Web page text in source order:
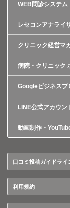
WEB問診システム
レセコンアナライ
クリニック経営マ
病院・クリニック
Googleビジネスプ
LINE公式アカウン
動画制作・
口コミ投稿ガイドライ
利用規約